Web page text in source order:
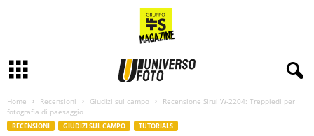
Home Recensioni Giudizi sul campo
Recensione Sirui W-2204: Treppiedi per
fotografia di paesaggio
RECENSIONI GIUDIZI SUL CAMPO TUTORIALS